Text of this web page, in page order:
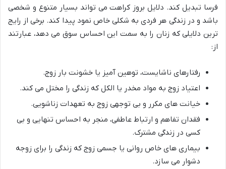
فرسا تبدیل کند. دلایل بروز کراهت می تواند بسیار متنوع و شخصی
باشد و در زندگی هر فردی به شکلی خاص نمود پیدا کند. برخی از رایج
ترین دلایلی که زنان را به سمت این احساس سوق می دهد، عبارتند
از:
رفتارهای ناشایست، توهین آمیز یا خشونت بار زوج.
اعتیاد زوج به مواد مخدر یا الکل که زندگی را مختل می کند.
خیانت های مکرر و بی توجهی زوج به تعهدات زناشویی.
فقدان تفاهم و ارتباط عاطفی، منجر به احساس تنهایی و بی
کسی در زندگی مشترک.
بیماری های خاص روانی یا جسمی زوج که زندگی را برای زوجه
دشوار می سازد.